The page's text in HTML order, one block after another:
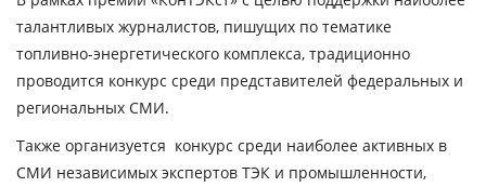
талантливых журналистов, пишущих по тематике
топливно-энергетического комплекса, традиционно
проводится конкурс среди представителей федеральных и
региональных СМИ.
Также организуется конкурс среди наиболее активных в
СМИ независимых экспертов ТЭК и промышленности,